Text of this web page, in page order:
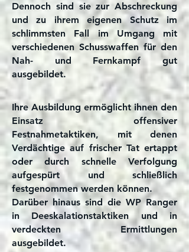
Dennoch sind sie zur Abschreckung
und zu ihrem eigenen Schutz im
schlimmsten Fall im Umgang mit
verschiedenen Schusswaffen für den
Nah- und Fernkampf gut
ausgebildet.
Ihre Ausbildung ermöglicht ihnen den
Einsatz offensiver
Festnahmetaktiken, mit denen
Verdächtige auf frischer Tat ertappt
oder durch schnelle Verfolgung
aufgespürt und schließlich
festgenommen werden können.
Darüber hinaus sind die WP Ranger
in Deeskalationstaktiken und in
verdeckten Ermittlungen
ausgebildet.